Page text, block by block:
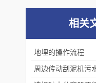
相关
地埋的操作流程